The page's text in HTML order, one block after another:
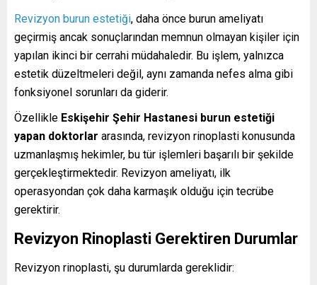
Revizyon burun estetiği, daha önce burun ameliyatı
geçirmiş ancak sonuçlarından memnun olmayan kişiler için
yapılan ikinci bir cerrahi müdahaledir. Bu işlem, yalnızca
estetik düzeltmeleri değil, aynı zamanda nefes alma gibi
fonksiyonel sorunları da giderir.
Özellikle Eskişehir Şehir Hastanesi burun estetiği
yapan doktorlar arasında, revizyon rinoplasti konusunda
uzmanlaşmış hekimler, bu tür işlemleri başarılı bir şekilde
gerçekleştirmektedir. Revizyon ameliyatı, ilk
operasyondan çok daha karmaşık olduğu için tecrübe
gerektirir.
Revizyon Rinoplasti Gerektiren Durumlar
Revizyon rinoplasti, şu durumlarda gereklidir: